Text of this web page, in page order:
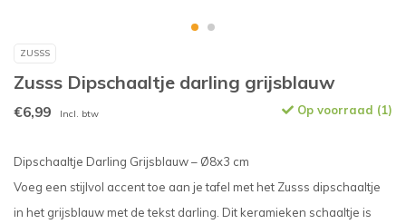
ZUSSS
Zusss Dipschaaltje darling grijsblauw
€6,99 Incl. btw Op voorraad (1)
Dipschaaltje Darling Grijsblauw – Ø8x3 cm
Voeg een stijlvol accent toe aan je tafel met het Zusss dipschaaltje
in het grijsblauw met de tekst darling. Dit keramieken schaaltje is